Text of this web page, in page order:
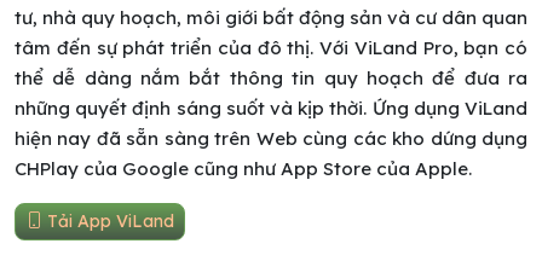
tư, nhà quy hoạch, môi giới bất động sản và cư dân quan
tâm đến sự phát triển của đô thị. Với ViLand Pro, bạn có
thể dễ dàng nắm bắt thông tin quy hoạch để đưa ra
những quyết định sáng suốt và kịp thời. Ứng dụng ViLand
hiện nay đã sẵn sàng trên Web cùng các kho dứng dụng
CHPlay của Google cũng như App Store của Apple.
Tải App ViLand